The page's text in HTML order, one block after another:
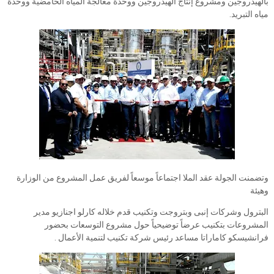
مياه التبريد.
وتضمنت الجولة عقد الملا اجتماعاً موسعاً لفريق عمل المشروع من الوزارة
وهيئة
البترول وشركات إنبى وبتروجت وتكنيب قدم خلاله كارلو اجنازيو مدير
المشروعات بتكنيب عرضاً توضيحياً حول مشروع التوسعات بحضور
فرانشيسكو كاماراتا مساعد رئيس شركة تكنيب لتنمية الأعمال .